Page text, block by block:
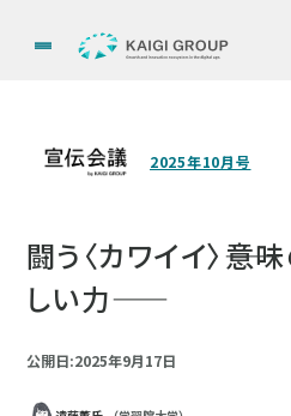
2025年10月号
闘う〈カワイイ〉――
しい力――
公開日:2025年9月17日